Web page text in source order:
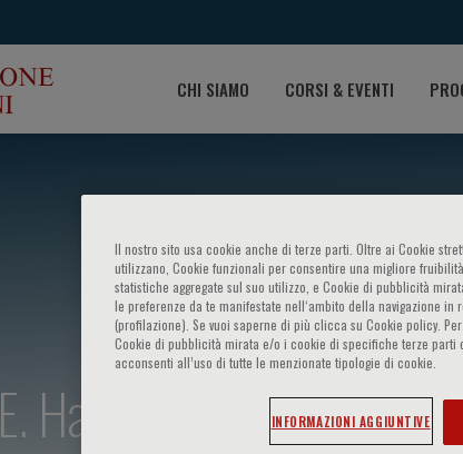
CHI SIAMO CORSI & EVENTI
E. Hatziagelaki
Il nostro sito usa cookie anche di terze parti. Oltre ai Cookie
utilizzano, Cookie funzionali per consentire una migliore
statistiche aggregate sul suo utilizzo, e Cookie di pubblicità
le preferenze da te manifestate nell‘ambito della navigazione
(profilazione). Se vuoi saperne di più clicca su Cookie policy.
Cookie di pubblicità mirata e/o i cookie di specifiche terze parti
acconsenti all’uso di tutte le menzionate tipologie di cookie.
INFORMAZIONI AGGIUNTIVE